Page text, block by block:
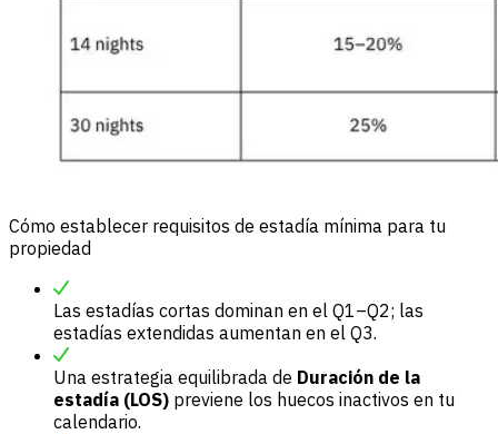
Cómo establecer requisitos de estadía mínima para tu
propiedad
Las estadías cortas dominan en el Q1–Q2; las
estadías extendidas aumentan en el Q3.
Una estrategia equilibrada de Duración de la
estadía (LOS) previene los huecos inactivos en tu
calendario.